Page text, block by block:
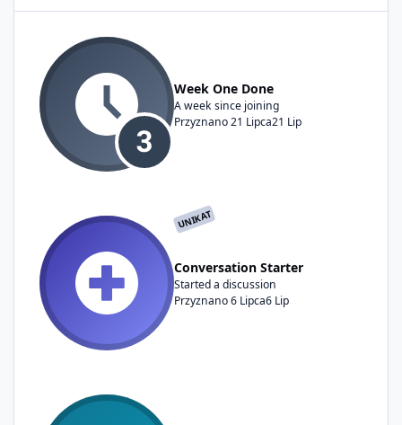
Week One Done
A week since joining
Przyznano21 Lipca21 Lip
UNIKAT
Conversation Starter
Started a discussion
Przyznano6 Lipca6 Lip